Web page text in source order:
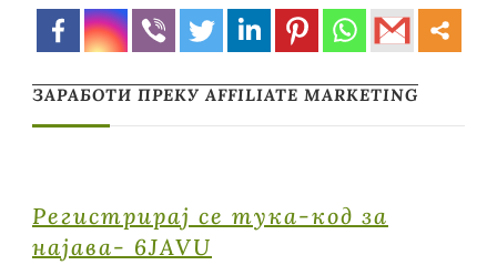
ЗАРАБОТИ ПРЕКУ AFFILIATE MARKETING
Регистрирај се тука-код за
најава- 6JAVU